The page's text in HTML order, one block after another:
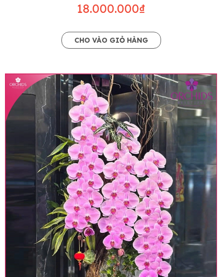
18.000.000₫
CHO VÀO GIỎ HÀNG